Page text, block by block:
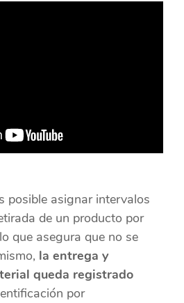
posible asignar intervalos
de un producto por
que asegura que no se
la entrega y
queda registrado
por